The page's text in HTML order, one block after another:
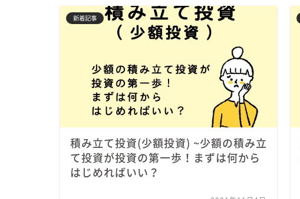
新着記事
積み立て投資(少額投資) ~少額の積み立
て投資が投資の第一歩！まずは何から
はじめればいい？